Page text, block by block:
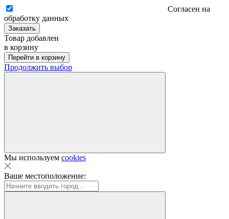
Согласен на
обработку данных
Заказать
Товар добавлен
в корзину
Перейти в корзину
Продолжить выбор
Мы используем cookies
Ваше местоположение: